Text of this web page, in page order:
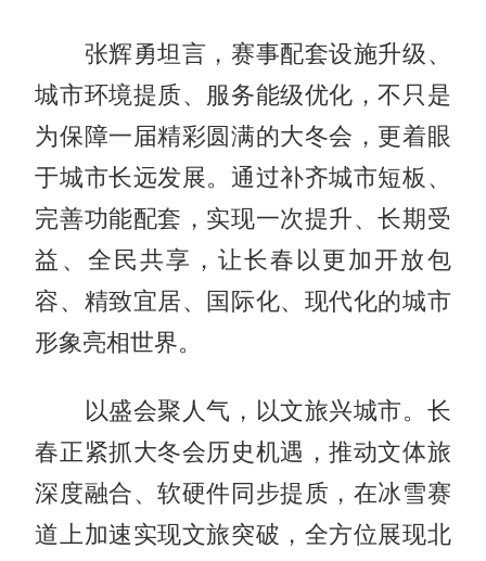
张辉勇坦言，赛事配套设施升级、
城市环境提质、服务能级优化，不只是
为保障一届精彩圆满的大冬会，更着眼
于城市长远发展。通过补齐城市短板、
完善功能配套，实现一次提升、长期受
益、全民共享，让长春以更加开放包
容、精致宜居、国际化、现代化的城市
形象亮相世界。
以盛会聚人气，以文旅兴城市。长
春正紧抓大冬会历史机遇，推动文体旅
深度融合、软硬件同步提质，在冰雪赛
道上加速实现文旅突破，全方位展现北